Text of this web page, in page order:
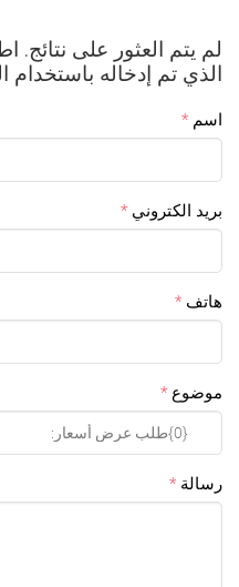
لم يتم العثور على
الذي تم إدخاله باستخدام
اسم
بريد الكتروني
هاتف
موضوع
رسالة